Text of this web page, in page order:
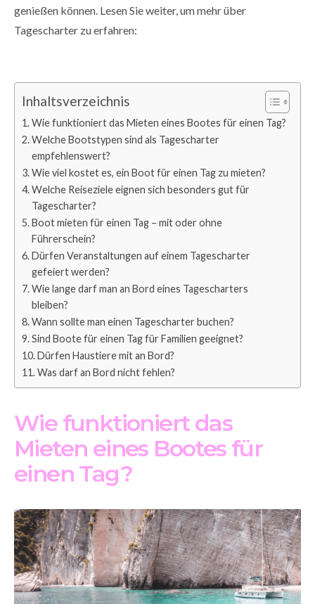
genießen können. Lesen Sie weiter, um mehr über
Tagescharter zu erfahren:
Inhaltsverzeichnis
Wie funktioniert das Mieten eines Bootes für einen Tag?
Welche Bootstypen sind als Tagescharter
empfehlenswert?
Wie viel kostet es, ein Boot für einen Tag zu mieten?
Welche Reiseziele eignen sich besonders gut für
Tagescharter?
Boot mieten für einen Tag – mit oder ohne
Führerschein?
Dürfen Veranstaltungen auf einem Tagescharter
gefeiert werden?
Wie lange darf man an Bord eines Tagescharters
bleiben?
Wann sollte man einen Tagescharter buchen?
Sind Boote für einen Tag für Familien geeignet?
Dürfen Haustiere mit an Bord?
Was darf an Bord nicht fehlen?
Wie funktioniert das
Mieten eines Bootes für
einen Tag?